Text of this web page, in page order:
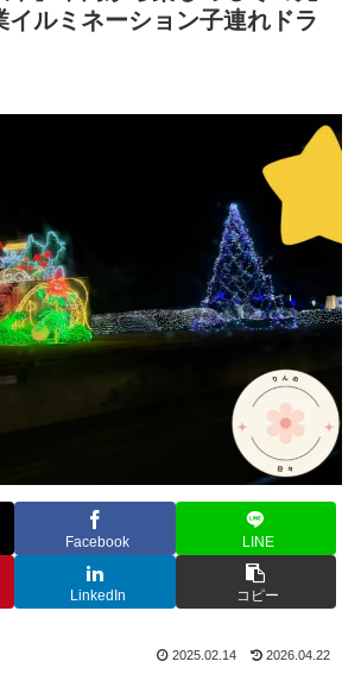
イルミネーション子連れドラ
Facebook LINE
LinkedIn コピー
2025.02.14 2026.04.22